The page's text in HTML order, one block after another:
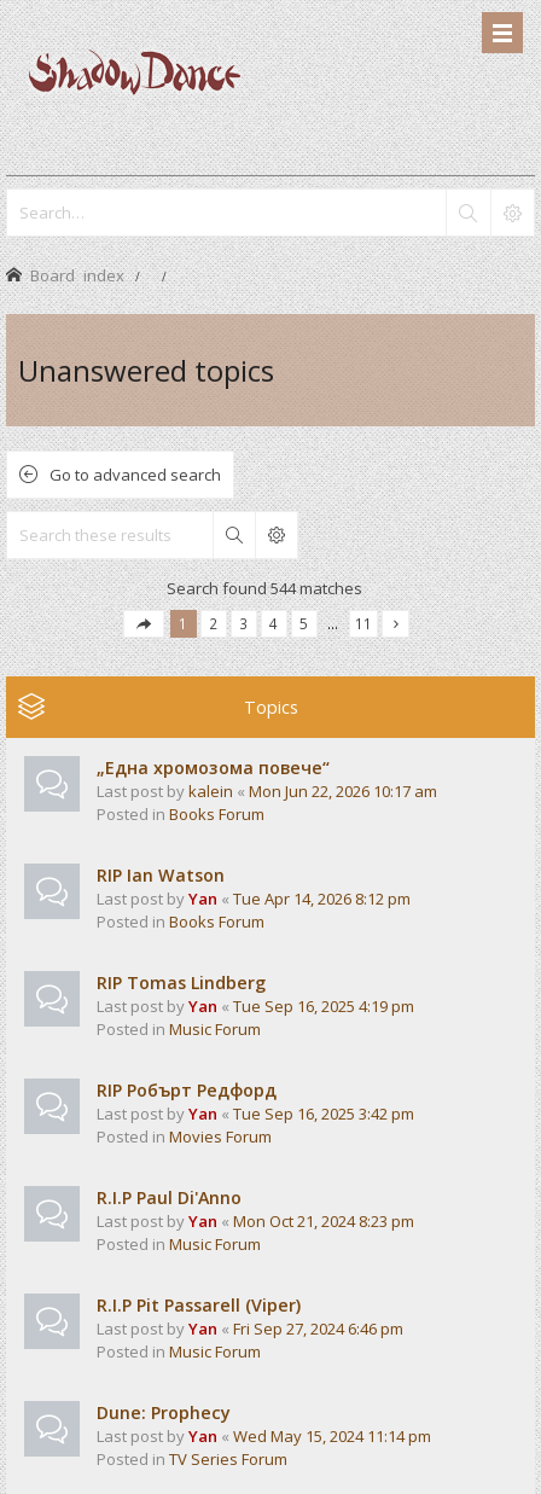
Board index
Unanswered topics
Go to advanced search
Search
Search found 544 matches
1 2 3 4 5 … 11
Topics
„Една хромозома повече“
Last post bykalein « Mon Jun 22, 2026 10:17 am
Posted in Books Forum
RIP Ian Watson
Last post byYan « Tue Apr 14, 2026 8:12 pm
Posted in Books Forum
RIP Tomas Lindberg
Last post byYan « Tue Sep 16, 2025 4:19 pm
Posted in Music Forum
RIP Робърт Редфорд
Last post byYan « Tue Sep 16, 2025 3:42 pm
Posted in Movies Forum
R.I.P Paul Di'Anno
Last post byYan « Mon Oct 21, 2024 8:23 pm
Posted in Music Forum
R.I.P Pit Passarell (Viper)
Last post byYan « Fri Sep 27, 2024 6:46 pm
Posted in Music Forum
Dune: Prophecy
Last post byYan « Wed May 15, 2024 11:14 pm
Posted in TV Series Forum